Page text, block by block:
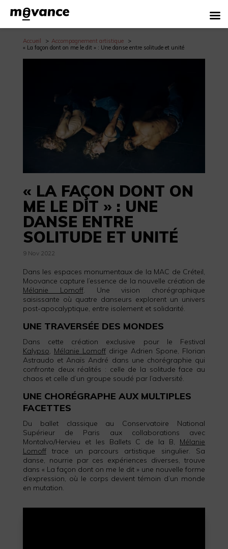
Accueil
Accompagnement artistique
« La façon dont on me le dit » : Une danse entre solitude et unité
« LA FAÇON DONT ON
ME LE DIT » : UNE
DANSE ENTRE
SOLITUDE ET UNITÉ
9 Nov 2022
Dans les espaces monumentaux de la MAC de Créteil,
Moovance capture l’essence de la nouvelle création de
Mélanie Lomoff. Une vision chorégraphique
saisissante où quatre danseurs explorent un univers
post-apocalyptique, entre isolement et solidarité.
UNE TRAVERSÉE DES MONDES
Dans cette création exclusive pour le Festival
Kalypso, Mélanie Lomoffdirige Adrien Spone, Florian
Astraudo et Anaïs André dans une chorégraphie qui
confronte deux réalités : celle de la solitude face au
chaos et celle d’un groupe soudé par l’adversité.
UNE CHORÉGRAPHE AUX MULTIPLES
FACETTES
Du ballet classique au Conservatoire National
Supérieur de Paris aux collaborations avec
Montalvo/Hervieu et les Ballets C de la B, Mélanie
Lomofftrace un parcours artistique singulier. Sa
danse, nourrie par ces expériences diverses, trouve
dans « La façon dont on me le dit » une nouvelle forme
d’expression, où le corps devient témoin d’un monde
en mutation.